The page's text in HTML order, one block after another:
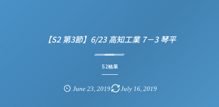
【S2 第3節】6/23 高知工業 7－3 琴平
S2結果
June 23 2019 July 16 ,2019